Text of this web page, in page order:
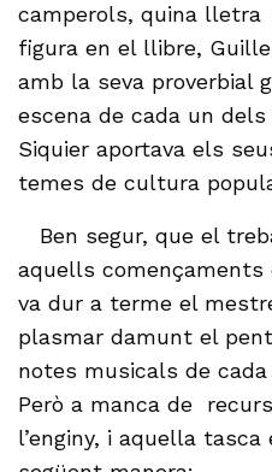
camperols, quina
figura en el llibre,
amb la seva proverbial
escena de cada un
Siquier aportava els
temes de cultura
Ben segur, que el
aquells començaments
va dur a terme el
plasmar damunt el
notes musicals de
Però a manca de
l’enginy, i aquella